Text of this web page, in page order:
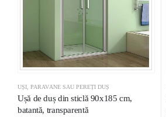
UȘI, PARAVANE SAU PEREȚI DUȘ
Ușă de duș din sticlă 90x185 cm,
batantă, transparentă